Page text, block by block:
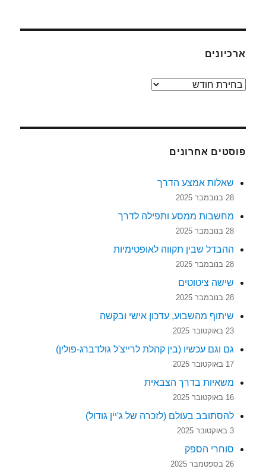
ארכיונים
ארכיונים
פוסטים אחרונים
שאלות אמצע הדרך
28 בנובמבר 2025
מחשבות ממסע ותפילה לדרך
28 בנובמבר 2025
ההבדל שבין תקווה לאופטימיות
28 בנובמבר 2025
שישה ציטוטים
28 בנובמבר 2025
שיתוף מהשבוע, עדכון אישי ובקשה
23 באוקטובר 2025
גם וגם עכשיו (בין קהלת לרייצ'ל גולדברג-פולין)
17 באוקטובר 2025
משאיות בדרך הצבאית
16 באוקטובר 2025
להסתובב בעולם (לזכרה של ג'יין גודול)
3 באוקטובר 2025
סוחרי הספק
26 בספטמבר 2025